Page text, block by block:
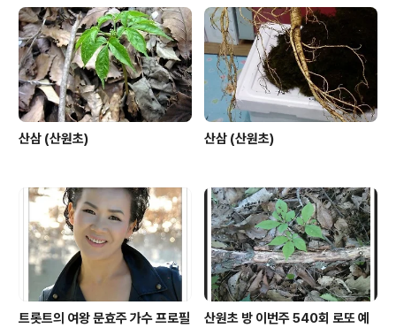
02도초도2띠삼제2복상황2유생단2회춘용22 beeg.co
m2beegᆢcom2fc2 content2http://beeg2누님사
진2약초뿌리2장수말벌2하도산삼2한국춘난2지치 사진2
하수호 술216년도삼재220015년달력2구미산학..
산삼 (산원초) 산삼 (산원초)
트롯트의 여왕 문효주 가수 프로필
산원초 방 이번주 540회 로또 예